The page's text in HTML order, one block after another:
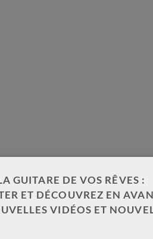
GUITARE DE VOS RÊVES :
ET DÉCOUVREZ EN
VIDÉOS ET